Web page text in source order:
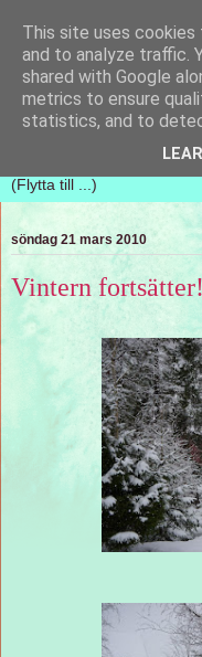
En blogg om
kommer upp i tankarna.
söndag 21 mars 2010
Vintern
This site uses
and to analyze traffic.
shared with Google
metrics to ensure
statistics, and to